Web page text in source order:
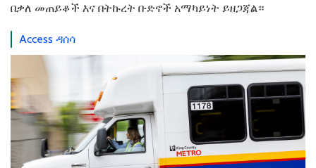
በቃለ መጠይቆች እና በትኩረት ቡድኖች አማካይነት ይዘጋጃል።
Access ዳሰሳ